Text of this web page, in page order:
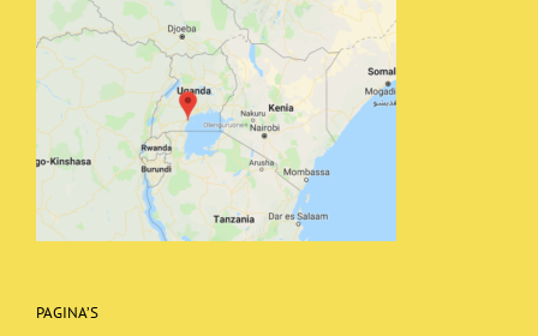
PAGINA’S